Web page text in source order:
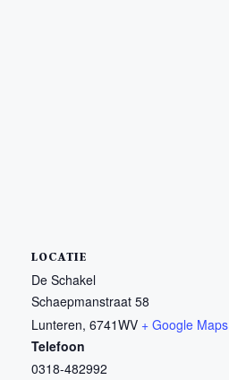
LOCATIE
De Schakel
Schaepmanstraat 58
Lunteren, 6741WV + Google Maps
Telefoon
0318-482992